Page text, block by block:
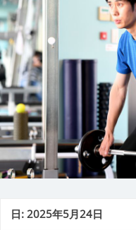
日:2025年5月24日